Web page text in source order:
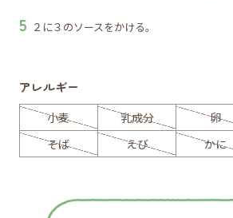
２に３のソースをかける。
アレルギー
小麦 乳成分 卵
そば
えび かに